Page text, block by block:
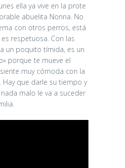
ella ya vive en la prote
abuelita Nonna. No
con otros perros, está
respetuosa. Con las
un poquito tímida, es un
porque te mueve el
muy cómoda con la
Hay que darle su tiempo y
malo le va a suceder